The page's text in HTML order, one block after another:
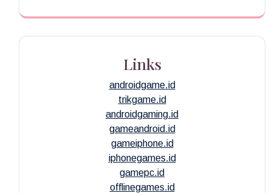
Links
androidgame.id
trikgame.id
androidgaming.id
gameandroid.id
gameiphone.id
iphonegames.id
gamepc.id
offlinegames.id